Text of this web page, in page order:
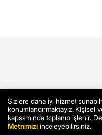
Sizlere daha iyi hizmet
konumlandırmaktayız. Kişisel
kapsamında toplanıp işlenir.
Metnimizi inceleyebilirsiniz.